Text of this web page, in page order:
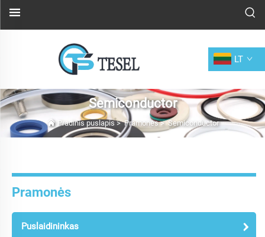
LT
Semiconductor
Pradinis puslapis>Pramonės>Semiconductor
Pramonės
Puslaidininkas